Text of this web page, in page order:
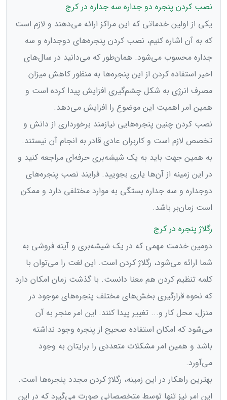
نصب کردن پنجره دو جداره سه جداره در کرج
یکی از اولین خدماتی که این مراکز ارائه می‌دهند و لازم است
که به آن اشاره کنیم، نصب کردن پنجره‌های دوجداره و سه
جداره محسوب می‌شود. همان‌طور که می‌دانید در سال‌های
اخیر استفاده کردن از این پنجره‌ها به منظور کاهش میزان
مصرف انرژی به شکل چشم‌گیری افزایش پیدا کرده است و
همین امر اهمیت این موضوع را افزایش می‌دهد.
نصب کردن چنین پنجره‌هایی نیازمند برخورداری از دانش و
تخصص لازم است و کاربران عادی قادر به انجام آن نیستند.
به همین جهت باید به یک شیشه‌بری حرفه‌ای مراجعه کنید و
در این زمینه از آن‌ها یاری بجویید. فرایند نصب پنجره‌های
دوجداره و سه جداره بستگی به موارد مختلفی دارد و ممکن
است زمان‌بر باشد.
رگلاژ پنجره در کرج
دومین خدمت مهمی که در یک شیشه‌بری و آینه‌ فروشی به
شما ارائه می‌شود، رگلاژ کردن است. این لغت را می‌‌توان با
کلمه تنظیم کردن هم معنا دانست. با گذشت زمان امکان دارد
که نحوه قرارگیری بخش‌های مختلف پنجره‌های موجود در
منزل، محل کار و... تغییر پیدا کنند. این امر منجر به آن
می‌شود که امکان استفاده صحیح از پنجره وجود نداشته
باشد و همین امر مشکلات متعددی را برایتان به وجود
می‌آورد.
بهترین راهکار در این زمینه، رگلاژ کردن مجدد پنجره‌ها است.
این امر نیز تنها توسط متخصصانی صورت می‌گیرد که در این